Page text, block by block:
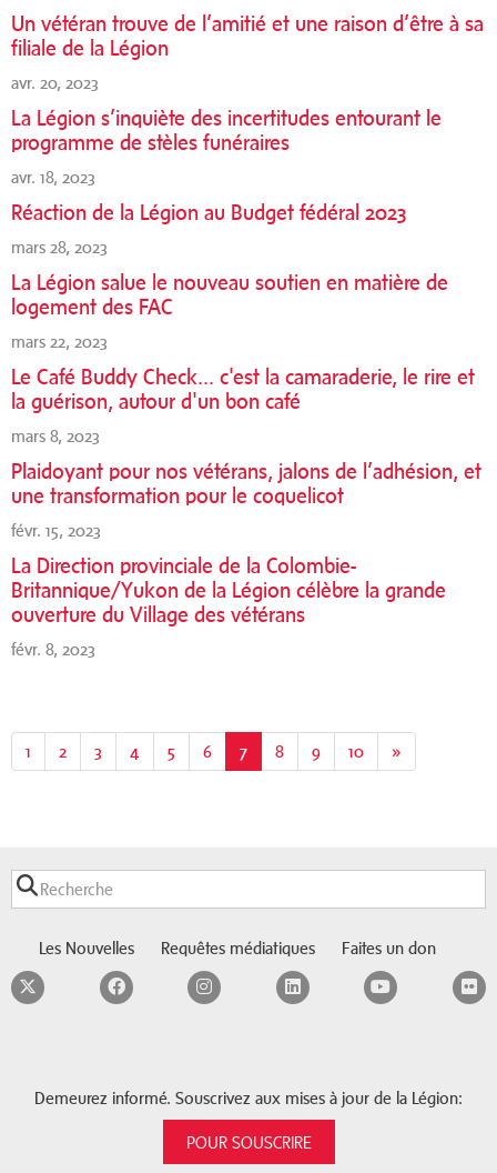
Un vétéran trouve de l’amitié et une raison d’être à sa
filiale de la Légion
avr. 20, 2023
La Légion s’inquiète des incertitudes entourant le
programme de stèles funéraires
avr. 18, 2023
Réaction de la Légion au Budget fédéral 2023
mars 28, 2023
La Légion salue le nouveau soutien en matière de
logement des FAC
mars 22, 2023
Le Café Buddy Check... c'est la camaraderie, le rire et
la guérison, autour d'un bon café
mars 8, 2023
Plaidoyant pour nos vétérans, jalons de l’adhésion, et
une transformation pour le coquelicot
févr. 15, 2023
La Direction provinciale de la Colombie-
Britannique/Yukon de la Légion célèbre la grande
ouverture du Village des vétérans
févr. 8, 2023
1 2 3 4 5 6 7(current)
8 9 10 »
Les Nouvelles Requêtes médiatiques Faites un don
TwitterFacebookInstagramLinkedInYouTube
Demeurez informé. Souscrivez aux mises à jour de la Légion:
POUR SOUSCRIRE